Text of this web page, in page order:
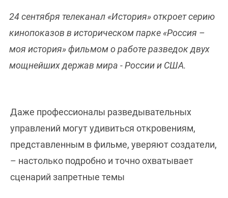
24 сентября телеканал «История» откроет серию
кинопоказов в историческом парке «Россия –
моя история» фильмом о работе разведок двух
мощнейших держав мира - России и США.
Даже профессионалы разведывательных
управлений могут удивиться откровениям,
представленным в фильме, уверяют создатели,
– настолько подробно и точно охватывает
сценарий запретные темы